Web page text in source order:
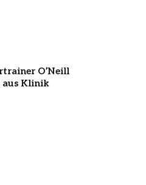
O’Neill
Klinik